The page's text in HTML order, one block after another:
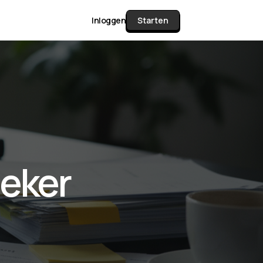
alle pakketten en mogelijkheden
documenten verzamelen en facturen
& klant dashboard.
Inloggen Starten